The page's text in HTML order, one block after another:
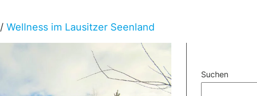
/ Wellness im Lausitzer Seenland
Suchen